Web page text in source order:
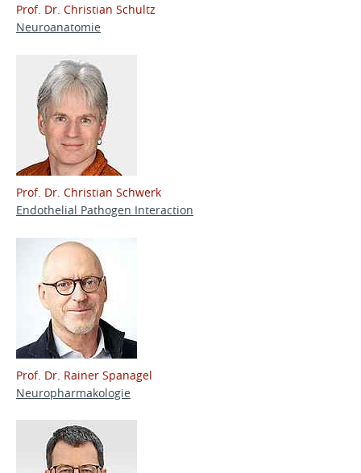
Prof. Dr. Christian Schultz
Neuroanatomie
Prof. Dr. Christian Schwerk
Endothelial Pathogen Interaction
Prof. Dr. Rainer Spanagel
Neuropharmakologie